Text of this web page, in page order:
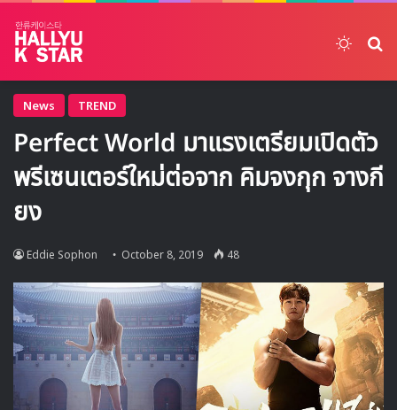
News TREND
Perfect World มาแรงเตรียมเปิดตัว
พรีเซนเตอร์ใหม่ต่อจาก คิมจงกุก จางกี
ยง
Eddie Sophon October 8, 2019 48